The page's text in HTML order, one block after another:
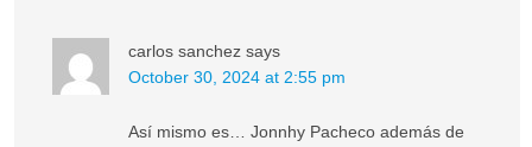
carlos sanchez says
October 30, 2024 at 2:55 pm
Así mismo es… Jonnhy Pacheco además de